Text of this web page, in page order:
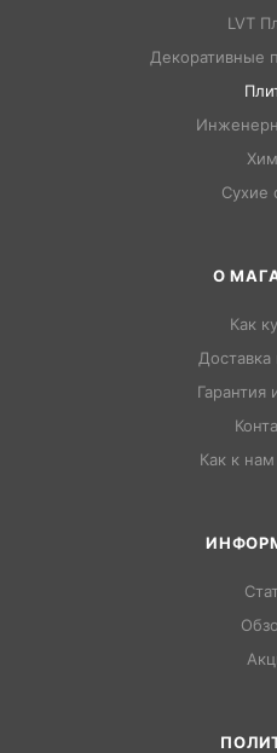
LVT
Декоративные
Сухие
О
Как
Доставка
Гарантия
Как к